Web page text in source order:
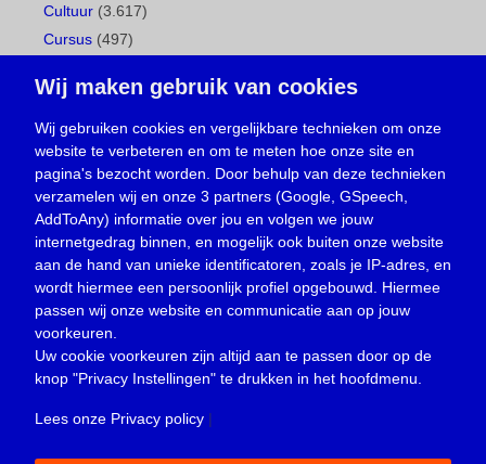
Cultuur (3.617)
Cursus (497)
Gemeentepagina(104)
Ingezonden brief(537)
Media(156)
Nieuws (23.329)
Oproep(734)
Overlijden(39)
Podcast(18)
prijsvraag (5)
Religie (1.438)
Service(226)
Wij maken gebruik van cookies
Wij gebruiken cookies en vergelijkbare technieken om onze
website te verbeteren en om te meten hoe onze site en
pagina's bezocht worden. Door behulp van deze technieken
verzamelen wij en onze 3 partners (Google, GSpeech,
AddToAny) informatie over jou en volgen we jouw
internetgedrag binnen, en mogelijk ook buiten onze website
aan de hand van unieke identificatoren, zoals je IP-adres, en
wordt hiermee een persoonlijk profiel opgebouwd. Hiermee
passen wij onze website en communicatie aan op jouw
voorkeuren.
Uw cookie voorkeuren zijn altijd aan te passen door op de
knop "Privacy Instellingen" te drukken in het hoofdmenu.
Lees onze Privacy policy |